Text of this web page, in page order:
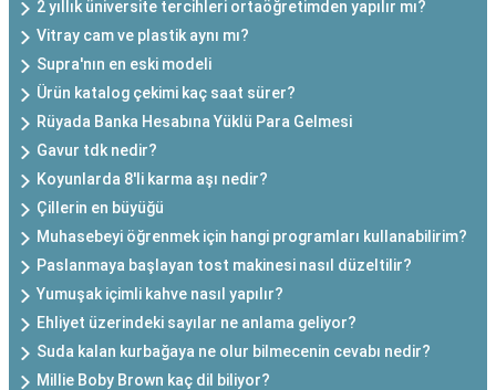
2 yıllık üniversite tercihleri ortaöğretimden yapılır mı?
Vitray cam ve plastik aynı mı?
Supra'nın en eski modeli
Ürün katalog çekimi kaç saat sürer?
Rüyada Banka Hesabına Yüklü Para Gelmesi
Gavur tdk nedir?
Koyunlarda 8'li karma aşı nedir?
Çillerin en büyüğü
Muhasebeyi öğrenmek için hangi programları kullanabilirim?
Paslanmaya başlayan tost makinesi nasıl düzeltilir?
Yumuşak içimli kahve nasıl yapılır?
Ehliyet üzerindeki sayılar ne anlama geliyor?
Suda kalan kurbağaya ne olur bilmecenin cevabı nedir?
Millie Boby Brown kaç dil biliyor?